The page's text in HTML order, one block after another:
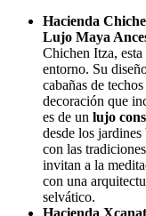
Hacienda
Lujo Maya
Chichen Itza,
entorno. Su
cabañas de
decoración que
es de un lujo
desde los jardines
con las
invitan a la
con una
selvático.